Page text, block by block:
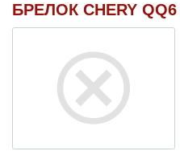
БРЕЛОК CHERY